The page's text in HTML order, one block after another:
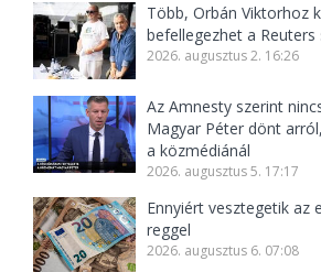
Több, Orbán Viktorhoz
befellegezhet a Reuters
2026. augusztus 2. 16:26
Az Amnesty szerint
Magyar Péter dönt
a közmédiánál
2026. augusztus 5. 17:17
Ennyiért vesztegetik az
reggel
2026. augusztus 6. 07:08